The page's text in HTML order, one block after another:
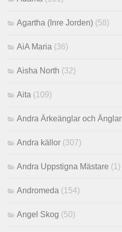
Agartha (Inre Jorden) (58)
AiA Maria (36)
Aisha North (32)
Aita (109)
Andra Ärkeänglar och Änglar
Andra källor (307)
Andra Uppstigna Mästare (1)
Andromeda (154)
Angel Skog (50)